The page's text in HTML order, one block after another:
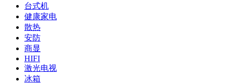
台式机
健康家电
散热
安防
商显
HIFI
激光电视
冰箱